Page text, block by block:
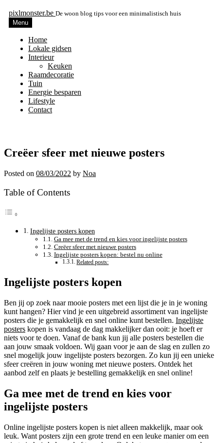
pixlmonster.be De woon blog tips voor een minimalistisch huis
Menu
Home
Lokale gidsen
Interieur
Keuken
Raamdecoratie
Tuin
Energie besparen
Lifestyle
Contact
Creëer sfeer met nieuwe posters
Posted on 08/03/2022 by Noa
Table of Contents
Ingelijste posters kopen
Ga mee met de trend en kies voor ingelijste posters
Creëer sfeer met nieuwe posters
Ingelijste posters kopen: bestel nu online
Related posts:
Ingelijste posters kopen
Ben jij op zoek naar mooie posters met een lijst die je in je woning
kunt hangen? Hier vind je een uitgebreid assortiment van ingelijste
posters die je gemakkelijk en snel online kunt bestellen. Ingelijste
posters kopen is vandaag de dag makkelijker dan ooit: je hoeft er
niets voor te doen. Vanaf de bank kun jij alle posters bestellen die
aan jouw smaak voldoen. Wij gaan voor je aan de slag en zullen zo
snel mogelijk jouw ingelijste posters bezorgen. Zo kun jij een unieke
sfeer creëren in jouw woning met nieuwe posters. Ontdek het
aanbod zelf en plaats je bestelling gemakkelijk en snel online!
Ga mee met de trend en kies voor
ingelijste posters
Online ingelijste posters kopen is niet alleen makkelijk, maar ook
leuk. Want posters zijn een grote trend en een leuke manier om een